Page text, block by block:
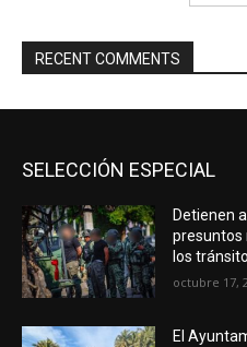
RECENT COMMENTS
SELECCIÓN ESPECIAL
Detienen
presuntos
los
octubre 17,
El